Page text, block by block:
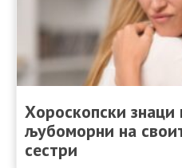
Хороскопски знаци
љубоморни на
сестри